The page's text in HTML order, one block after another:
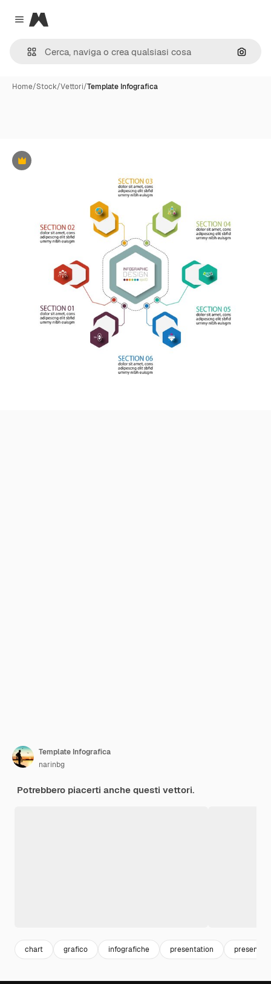
Close menu
Magnific
Cerca
Home/Stock/Vettori/Template Infografica
Premium
Template Infografica
narinbg
Potrebbero piacerti anche questi vettori.
chart grafico infografiche presentation